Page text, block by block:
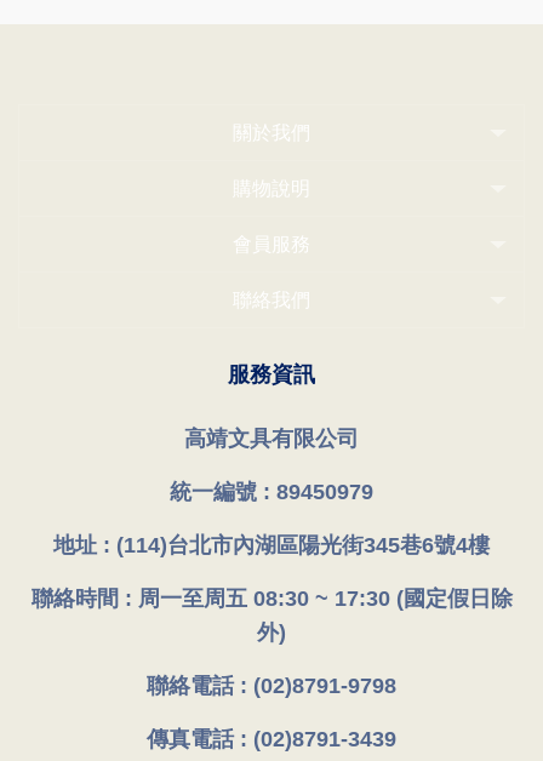
關於我們
購物說明
會員服務
聯絡我們
服務資訊
高靖文具有限公司
統一編號 : 89450979
地址 : (114)台北市內湖區陽光街345巷6號4樓
聯絡時間 : 周一至周五 08:30 ~ 17:30 (國定假日除
外)
聯絡電話 : (02)8791-9798
傳真電話 : (02)8791-3439